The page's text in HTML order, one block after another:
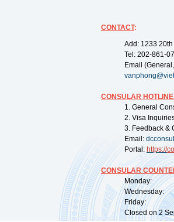
CONTACT:
Add: 1233
Tel: 202-861-
Email
CONSULAR
1. General
2. Visa
3. Feedback &
Email:
Portal: https://
CONSULAR
Monday:
Wednesday:
Friday:
Closed on 2